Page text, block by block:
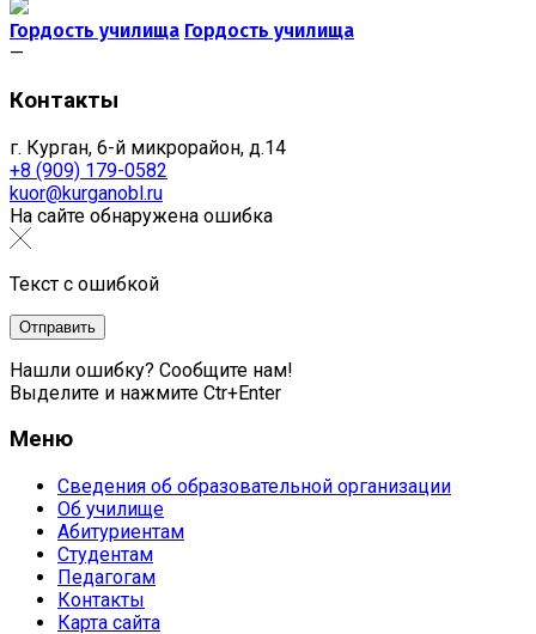
Гордость училища Гордость училища
—
Контакты
г. Курган, 6-й микрорайон, д.14
+8 (909) 179-0582
kuor@kurganobl.ru
На сайте обнаружена ошибка
Текст с ошибкой
Нашли ошибку? Сообщите нам!
Выделите и нажмите Ctr+Enter
Меню
Сведения об образовательной организации
Об училище
Абитуриентам
Студентам
Педагогам
Контакты
Карта сайта